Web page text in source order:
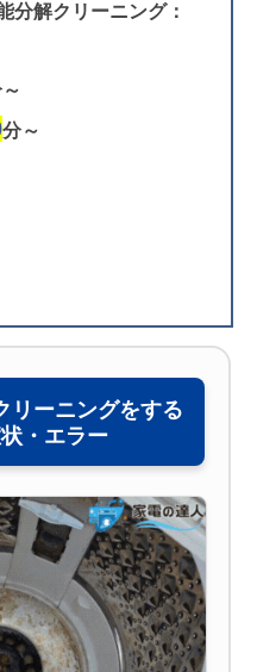
分解クリーニング：
分～
リーニングをする
・エラー